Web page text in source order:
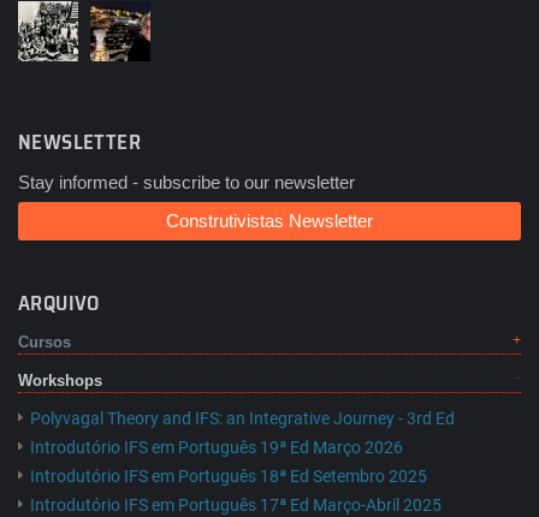
NEWSLETTER
Stay informed - subscribe to our newsletter
Construtivistas Newsletter
ARQUIVO
Cursos
Workshops
Polyvagal Theory and IFS: an Integrative Journey - 3rd Ed
Introdutório IFS em Português 19ª Ed Março 2026
Introdutório IFS em Português 18ª Ed Setembro 2025
Introdutório IFS em Português 17ª Ed Março-Abril 2025